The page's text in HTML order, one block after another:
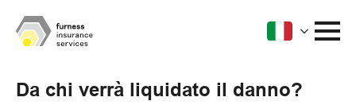
Da chi verrà liquidato il danno?